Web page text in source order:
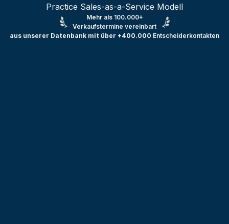
Practice Sales-as-a-Service Modell
Mehr als 100.000+
Verkaufstermine vereinbart
aus unserer Datenbank mit über +400.000 Entscheiderkontakten